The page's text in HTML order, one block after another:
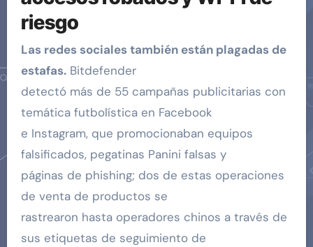
riesgo
Las redes sociales también están plagadas de
estafas.Bitdefender
detectó más de 55 campañas publicitarias con
temática futbolística en Facebook
e Instagram, que promocionaban equipos
falsificados, pegatinas Panini falsas y
páginas de phishing; dos de estas operaciones
de venta de productos se
rastrearon hasta operadores chinos a través de
sus etiquetas de seguimiento de